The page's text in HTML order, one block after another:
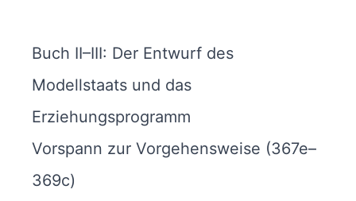
Buch II–III: Der Entwurf des
Modellstaats und das
Erziehungsprogramm
Vorspann zur Vorgehensweise (367e–
369c)